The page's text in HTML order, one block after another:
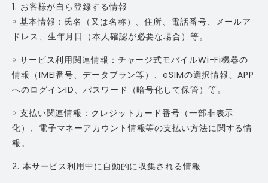
1. お客様が自ら登録する情報
￮ 基本情報：氏名（又は名称）、住所、電話番号、メールア
ドレス、生年月日（本人確認が必要な場合）等。
￮ サービス利用関連情報：チャージ式モバイルWi-Fi機器の
情報（IMEI番号、データプラン等）、eSIMの選択情報、APP
へのログインID、パスワード（暗号化して保管）等。
￮ 支払い関連情報：クレジットカード番号（一部非表示
化）、電子マネーアカウント情報等の支払い方法に関する情
報。
2. 本サービス利用中に自動的に収集される情報